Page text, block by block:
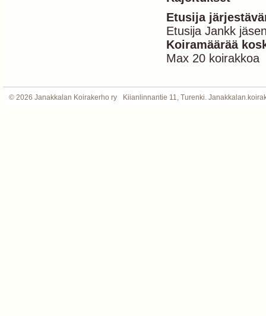
Etusija
Etusija Jankk
Koiramäärää
Max 20 koirakkoa
© 2026 Janakkalan Koirakerho ry Kiianlinnantie 11, Turenki.